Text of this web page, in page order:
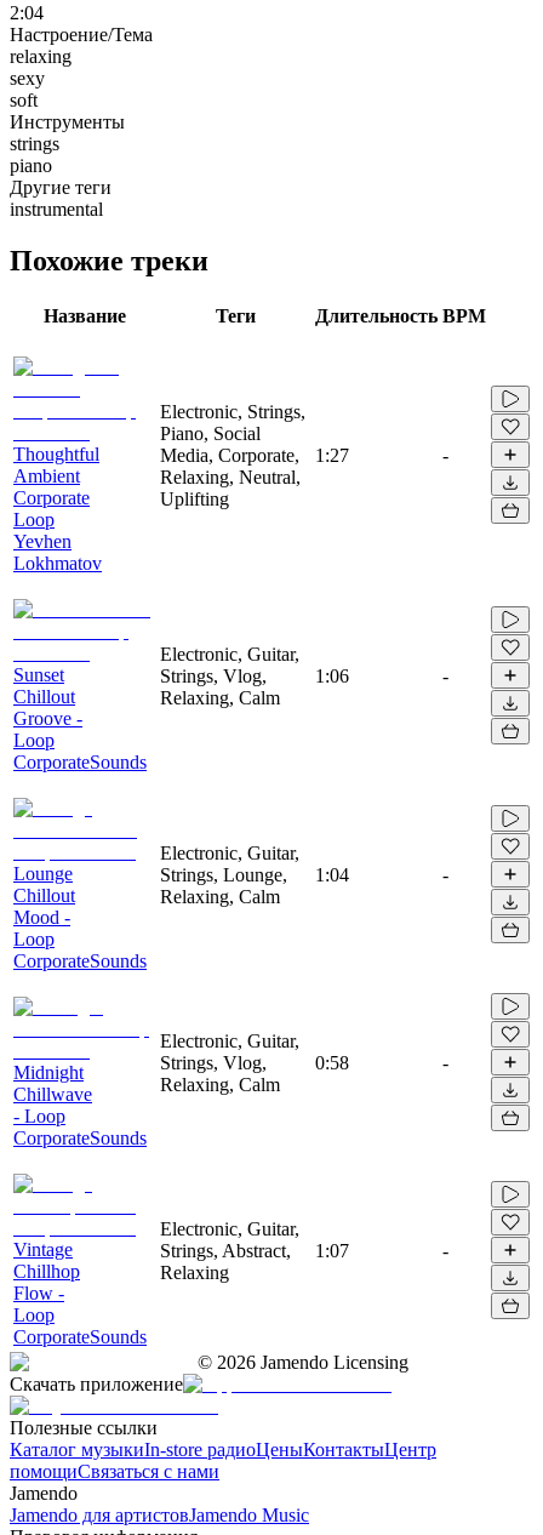
2:04
Настроение/Тема
relaxing
sexy
soft
Инструменты
strings
piano
Другие теги
instrumental
Похожие треки
Название Теги Длительность BPM
Thoughtful
Ambient
Corporate
Loop
Yevhen
Lokhmatov
Electronic, Strings,
Piano, Social
Media, Corporate,
Relaxing, Neutral,
Uplifting
1:27 -
Sunset
Chillout
Groove -
Loop
CorporateSounds
Electronic, Guitar,
Strings, Vlog,
Relaxing, Calm
1:06 -
Lounge
Chillout
Mood -
Loop
CorporateSounds
Electronic, Guitar,
Strings, Lounge,
Relaxing, Calm
1:04 -
Midnight
Chillwave
- Loop
CorporateSounds
Electronic, Guitar,
Strings, Vlog,
Relaxing, Calm
0:58 -
Vintage
Chillhop
Flow -
Loop
CorporateSounds
Electronic, Guitar,
Strings, Abstract,
Relaxing
1:07 -
© 2026 Jamendo Licensing
Скачать приложение
Полезные ссылки
Каталог музыкиIn-store радиоЦеныКонтактыЦентр
помощиСвязаться с нами
Jamendo
Jamendo для артистовJamendo Music